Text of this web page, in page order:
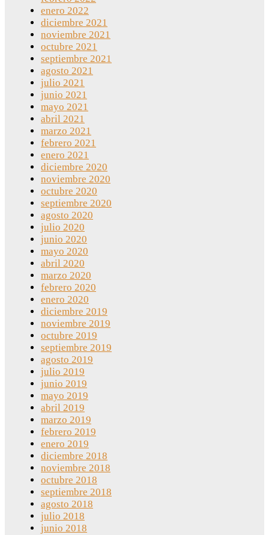
enero 2022
diciembre 2021
noviembre 2021
octubre 2021
septiembre 2021
agosto 2021
julio 2021
junio 2021
mayo 2021
abril 2021
marzo 2021
febrero 2021
enero 2021
diciembre 2020
noviembre 2020
octubre 2020
septiembre 2020
agosto 2020
julio 2020
junio 2020
mayo 2020
abril 2020
marzo 2020
febrero 2020
enero 2020
diciembre 2019
noviembre 2019
octubre 2019
septiembre 2019
agosto 2019
julio 2019
junio 2019
mayo 2019
abril 2019
marzo 2019
febrero 2019
enero 2019
diciembre 2018
noviembre 2018
octubre 2018
septiembre 2018
agosto 2018
julio 2018
junio 2018